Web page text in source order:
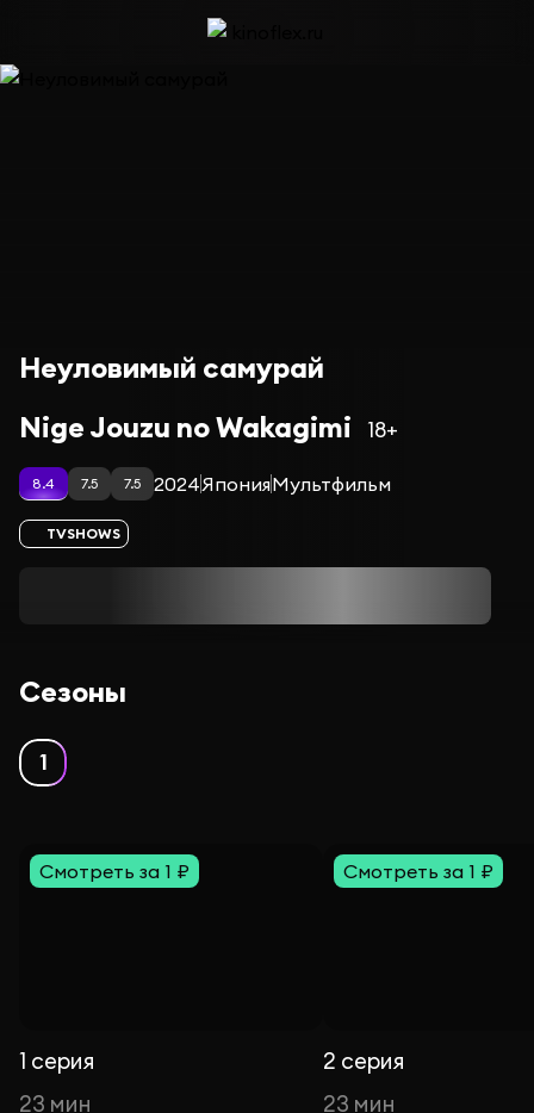
Неуловимый самурай
Nige Jouzu no Wakagimi
18+
8.4 7.5 7.5 2024ЯпонияМультфильм
TVSHOWS
Сезоны
1
Смотреть за 1 ₽
1 серия
23 мин
Смотреть за 1 ₽
2 серия
23 мин